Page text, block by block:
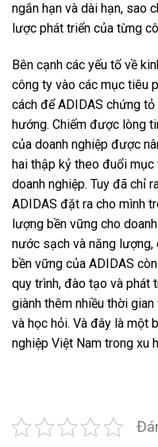
ngắn hạn và dài hạn, sao
lược phát triển của từng
Bên cạnh các yếu tố về
công ty vào các mục tiêu
cách để ADIDAS chứng
hướng. Chiếm được lòng
của doanh nghiệp được
hai thập kỷ theo đuổi
doanh nghiệp. Tuy đã chỉ
ADIDAS đặt ra cho mình
lượng bền vững cho
nước sạch và năng
bền vững của ADIDAS
quy trình, đào tạo và phát
giành thêm nhiều thời
và học hỏi. Và đây là một
nghiệp Việt Nam trong xu